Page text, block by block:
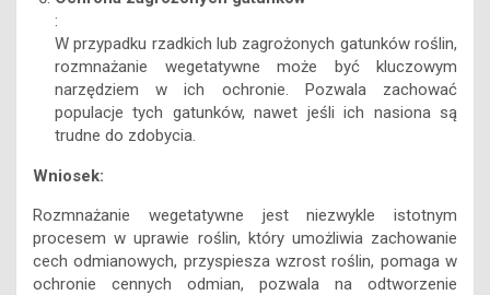
:
W przypadku rzadkich lub zagrożonych gatunków roślin,
rozmnażanie wegetatywne może być kluczowym
narzędziem w ich ochronie. Pozwala zachować
populacje tych gatunków, nawet jeśli ich nasiona są
trudne do zdobycia.
Wniosek:
Rozmnażanie wegetatywne jest niezwykle istotnym
procesem w uprawie roślin, który umożliwia zachowanie
cech odmianowych, przyspiesza wzrost roślin, pomaga w
ochronie cennych odmian, pozwala na odtworzenie